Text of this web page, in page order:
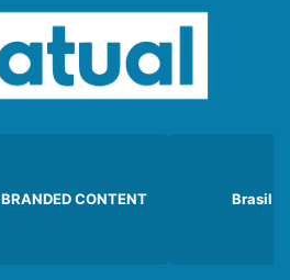
BRANDED CONTENT Brasil